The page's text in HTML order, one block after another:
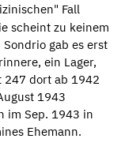
Fall
scheint zu keinem
gab es erst
ein Lager,
247 dort ab 1942
1943
im Sep. 1943 in
Ehemann.